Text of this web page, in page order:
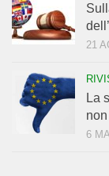
21
La
6